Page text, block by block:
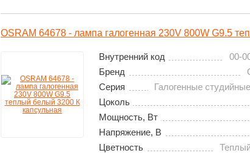
OSRAM 64678 - лампа галогенная 230V 800W G9.5
Внутренний код
00-
Бренд
Серия
Галогенные
Цоколь
Мощность, Вт
Напряжение, В
Цветность